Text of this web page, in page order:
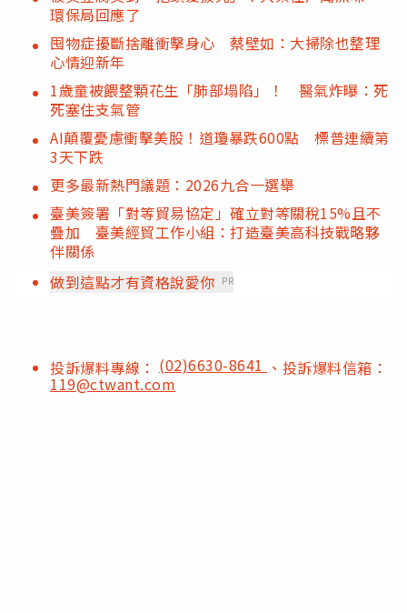
環保局回應了
囤物症擾斷捨離衝擊身心 蔡壁如：大掃除也整理
心情迎新年
1歲童被餵整顆花生「肺部塌陷」！ 醫氣炸曝：死
死塞住支氣管
AI顛覆憂慮衝擊美股！道瓊暴跌600點 標普連續第
3天下跌
更多最新熱門議題：2026九合一選舉
臺美簽署「對等貿易協定」確立對等關稅15%且不
疊加 臺美經貿工作小組：打造臺美高科技戰略夥
伴關係
做到這點才有資格說愛你 PR
投訴爆料專線： (02)6630-8641 、投訴爆料信箱：
119@ctwant.com